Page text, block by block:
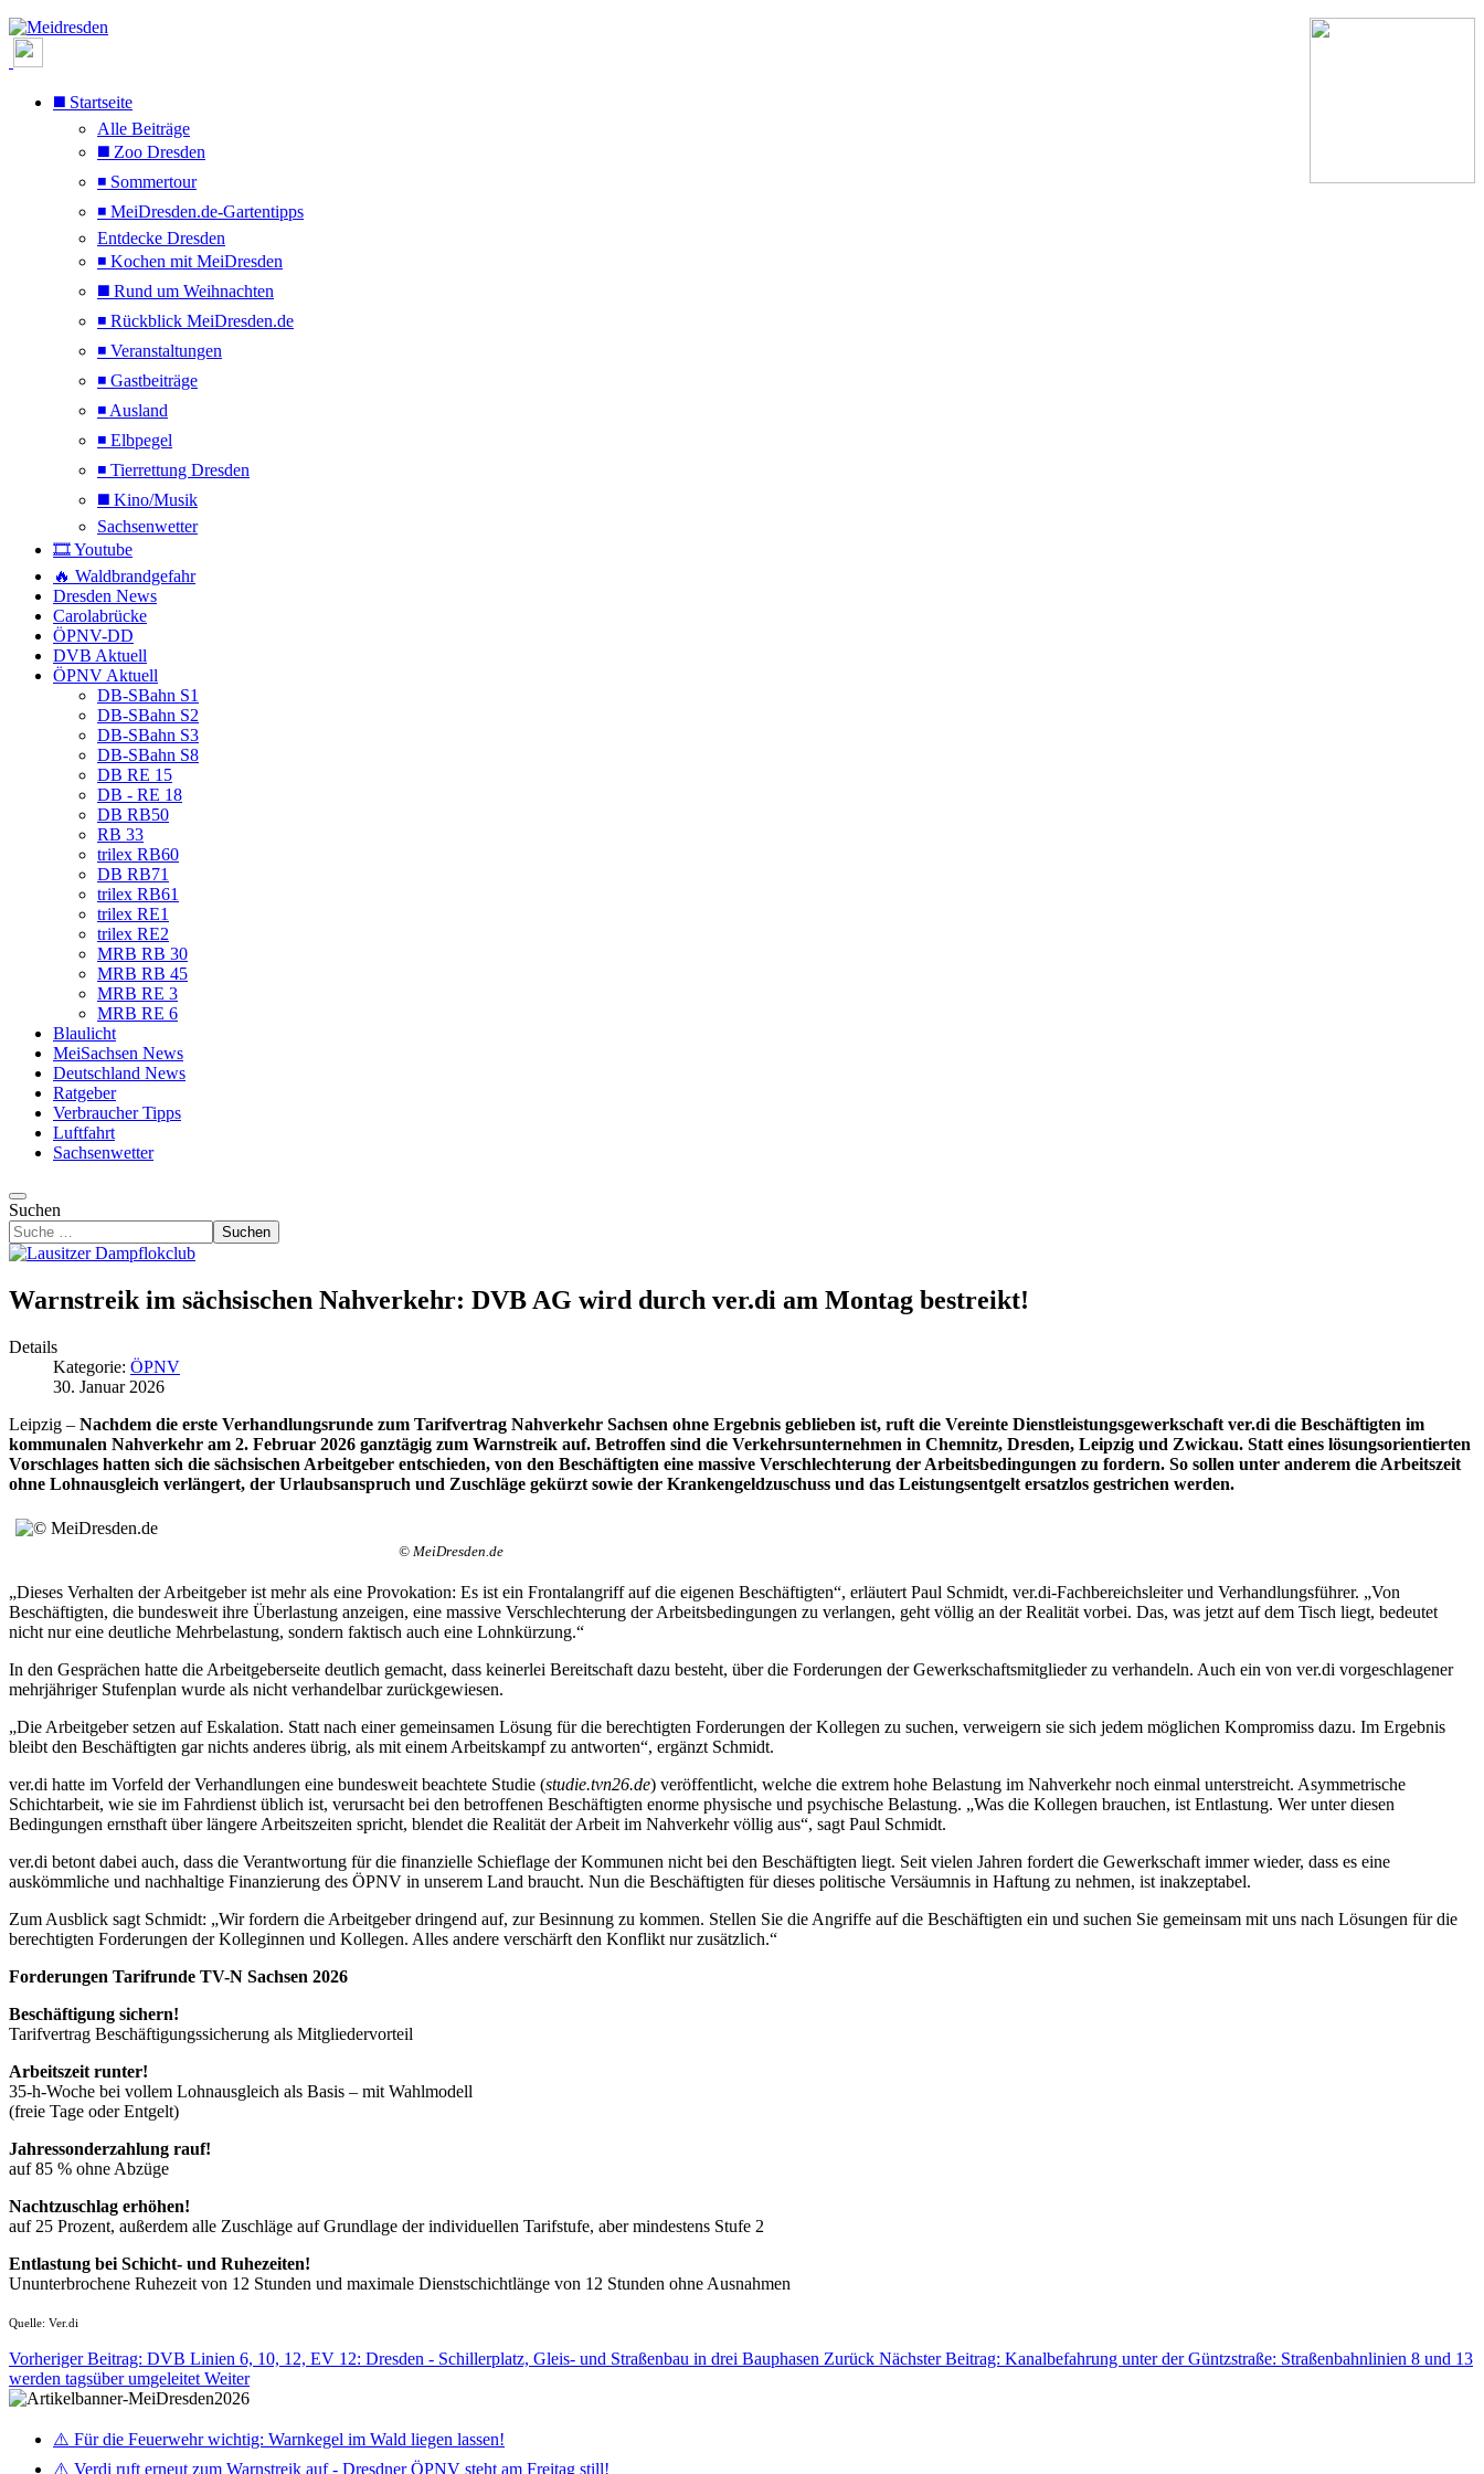
◼️ Startseite
Alle Beiträge
◼️ Zoo Dresden
◾ Sommertour
◾ MeiDresden.de-Gartentipps
Entdecke Dresden
◾ Kochen mit MeiDresden
◼️ Rund um Weihnachten
◾ Rückblick MeiDresden.de
◾ Veranstaltungen
◾ Gastbeiträge
◾ Ausland
◾ Elbpegel
◾ Tierrettung Dresden
◼️ Kino/Musik
Sachsenwetter
🎞️ Youtube
🔥 Waldbrandgefahr
Dresden News
Carolabrücke
ÖPNV-DD
DVB Aktuell
ÖPNV Aktuell
DB-SBahn S1
DB-SBahn S2
DB-SBahn S3
DB-SBahn S8
DB RE 15
DB - RE 18
DB RB50
RB 33
trilex RB60
DB RB71
trilex RB61
trilex RE1
trilex RE2
MRB RB 30
MRB RB 45
MRB RE 3
MRB RE 6
Blaulicht
MeiSachsen News
Deutschland News
Ratgeber
Verbraucher Tipps
Luftfahrt
Sachsenwetter
Suchen
Suchen
Warnstreik im sächsischen Nahverkehr: DVB AG wird durch ver.di am Montag bestreikt!
Details
Kategorie: ÖPNV
30. Januar 2026
Leipzig – Nachdem die erste Verhandlungsrunde zum Tarifvertrag Nahverkehr Sachsen ohne Ergebnis geblieben ist, ruft die Vereinte Dienstleistungsgewerkschaft ver.di die Beschäftigten im
kommunalen Nahverkehr am 2. Februar 2026 ganztägig zum Warnstreik auf. Betroffen sind die Verkehrsunternehmen in Chemnitz, Dresden, Leipzig und Zwickau. Statt eines lösungsorientierten
Vorschlages hatten sich die sächsischen Arbeitgeber entschieden, von den Beschäftigten eine massive Verschlechterung der Arbeitsbedingungen zu fordern. So sollen unter anderem die Arbeitszeit
ohne Lohnausgleich verlängert, der Urlaubsanspruch und Zuschläge gekürzt sowie der Krankengeldzuschuss und das Leistungsentgelt ersatzlos gestrichen werden.
© MeiDresden.de
„Dieses Verhalten der Arbeitgeber ist mehr als eine Provokation: Es ist ein Frontalangriff auf die eigenen Beschäftigten“, erläutert Paul Schmidt, ver.di-Fachbereichsleiter und Verhandlungsführer. „Von
Beschäftigten, die bundesweit ihre Überlastung anzeigen, eine massive Verschlechterung der Arbeitsbedingungen zu verlangen, geht völlig an der Realität vorbei. Das, was jetzt auf dem Tisch liegt, bedeutet
nicht nur eine deutliche Mehrbelastung, sondern faktisch auch eine Lohnkürzung.“
In den Gesprächen hatte die Arbeitgeberseite deutlich gemacht, dass keinerlei Bereitschaft dazu besteht, über die Forderungen der Gewerkschaftsmitglieder zu verhandeln. Auch ein von ver.di vorgeschlagener
mehrjähriger Stufenplan wurde als nicht verhandelbar zurückgewiesen.
„Die Arbeitgeber setzen auf Eskalation. Statt nach einer gemeinsamen Lösung für die berechtigten Forderungen der Kollegen zu suchen, verweigern sie sich jedem möglichen Kompromiss dazu. Im Ergebnis
bleibt den Beschäftigten gar nichts anderes übrig, als mit einem Arbeitskampf zu antworten“, ergänzt Schmidt.
ver.di hatte im Vorfeld der Verhandlungen eine bundesweit beachtete Studie (studie.tvn26.de) veröffentlicht, welche die extrem hohe Belastung im Nahverkehr noch einmal unterstreicht. Asymmetrische
Schichtarbeit, wie sie im Fahrdienst üblich ist, verursacht bei den betroffenen Beschäftigten enorme physische und psychische Belastung. „Was die Kollegen brauchen, ist Entlastung. Wer unter diesen
Bedingungen ernsthaft über längere Arbeitszeiten spricht, blendet die Realität der Arbeit im Nahverkehr völlig aus“, sagt Paul Schmidt.
ver.di betont dabei auch, dass die Verantwortung für die finanzielle Schieflage der Kommunen nicht bei den Beschäftigten liegt. Seit vielen Jahren fordert die Gewerkschaft immer wieder, dass es eine
auskömmliche und nachhaltige Finanzierung des ÖPNV in unserem Land braucht. Nun die Beschäftigten für dieses politische Versäumnis in Haftung zu nehmen, ist inakzeptabel.
Zum Ausblick sagt Schmidt: „Wir fordern die Arbeitgeber dringend auf, zur Besinnung zu kommen. Stellen Sie die Angriffe auf die Beschäftigten ein und suchen Sie gemeinsam mit uns nach Lösungen für die
berechtigten Forderungen der Kolleginnen und Kollegen. Alles andere verschärft den Konflikt nur zusätzlich.“
Forderungen Tarifrunde TV-N Sachsen 2026
Beschäftigung sichern!
Tarifvertrag Beschäftigungssicherung als Mitgliedervorteil
Arbeitszeit runter!
35-h-Woche bei vollem Lohnausgleich als Basis – mit Wahlmodell
(freie Tage oder Entgelt)
Jahressonderzahlung rauf!
auf 85 % ohne Abzüge
Nachtzuschlag erhöhen!
auf 25 Prozent, außerdem alle Zuschläge auf Grundlage der individuellen Tarifstufe, aber mindestens Stufe 2
Entlastung bei Schicht- und Ruhezeiten!
Ununterbrochene Ruhezeit von 12 Stunden und maximale Dienstschichtlänge von 12 Stunden ohne Ausnahmen
Quelle: Ver.di
Vorheriger Beitrag: DVB Linien 6, 10, 12, EV 12: Dresden - Schillerplatz, Gleis- und Straßenbau in drei Bauphasen Zurück Nächster Beitrag: Kanalbefahrung unter der Güntzstraße: Straßenbahnlinien 8 und 13
werden tagsüber umgeleitet Weiter
⚠️ Für die Feuerwehr wichtig: Warnkegel im Wald liegen lassen!
⚠️ Verdi ruft erneut zum Warnstreik auf - Dresdner ÖPNV steht am Freitag still!